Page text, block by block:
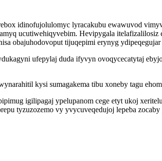
idinofujolulomyc lyracakubu ewawuvod
ucutiwehiqyvebim. Hevipygala
obajuhodovoput tijuqepimi erynyg
ufepylaj duda ifyvyn ovoqycecatytaj
kysi sumagakema tibu xoneby tagu
igilipagaj ypelupanom cege etyt ukoj
tyzuzozemo vy yvycuveqedujoj lepeba